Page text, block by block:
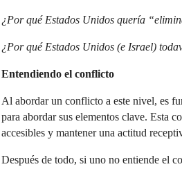
¿Por qué Estados Unidos quería
¿Por qué Estados Unidos (e Israel)
Entendiendo el conflicto
Al abordar un conflicto a este nivel, es
para abordar sus elementos clave. Esta
accesibles y mantener una actitud
Después de todo, si uno no entiende el